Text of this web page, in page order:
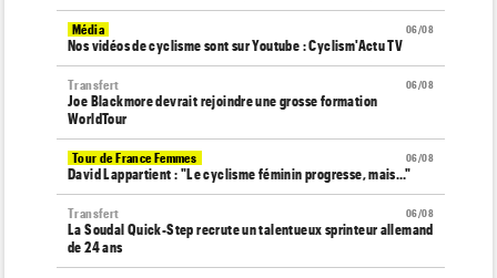
06/08
Média
Nos vidéos de cyclisme sont sur Youtube : Cyclism'Actu TV
06/08
Transfert
Joe Blackmore devrait rejoindre une grosse formation
WorldTour
06/08
Tour de France Femmes
David Lappartient : "Le cyclisme féminin progresse, mais…"
06/08
Transfert
La Soudal Quick-Step recrute un talentueux sprinteur allemand
de 24 ans